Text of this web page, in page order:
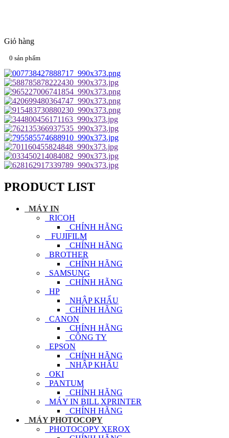
Giỏ hàng
0 sản phẩm
PRODUCT LIST
MÁY IN
RICOH
CHÍNH HÃNG
FUJIFILM
CHÍNH HÃNG
BROTHER
CHÍNH HÃNG
SAMSUNG
CHÍNH HÃNG
HP
NHẬP KHẨU
CHÍNH HÃNG
CANON
CHÍNH HÃNG
CÔNG TY
EPSON
CHÍNH HÃNG
NHẬP KHẨU
OKI
PANTUM
CHÍNH HÃNG
MÁY IN BILL XPRINTER
CHÍNH HÃNG
MÁY PHOTOCOPY
PHOTOCOPY XEROX